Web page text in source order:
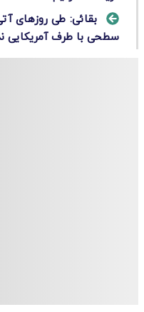
بقائی: طی روزهای
سطحی با طرف آمریکایی